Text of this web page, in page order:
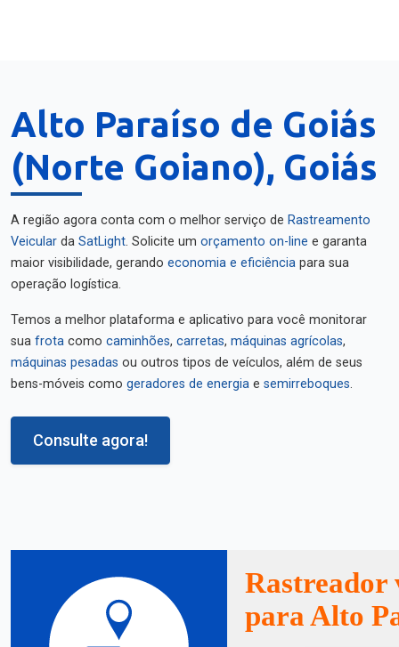
Alto Paraíso de Goiás
(Norte Goiano), Goiás
A região agora conta com o melhor serviço de Rastreamento
Veicular da SatLight. Solicite um orçamento on-line e garanta
maior visibilidade, gerando economia e eficiência para sua
operação logística.
Temos a melhor plataforma e aplicativo para você monitorar
sua frota como caminhões, carretas, máquinas agrícolas,
máquinas pesadas ou outros tipos de veículos, além de seus
bens-móveis como geradores de energia e semirreboques.
Consulte agora!
Rastreador
para Alto